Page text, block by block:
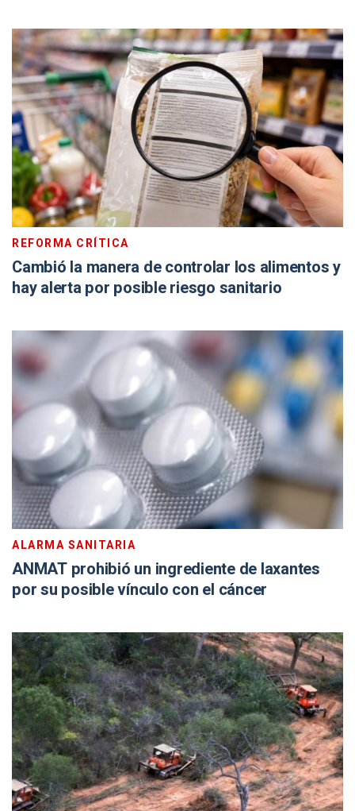
REFORMA CRÍTICA
Cambió la manera de controlar los alimentos y
hay alerta por posible riesgo sanitario
ALARMA SANITARIA
ANMAT prohibió un ingrediente de laxantes
por su posible vínculo con el cáncer